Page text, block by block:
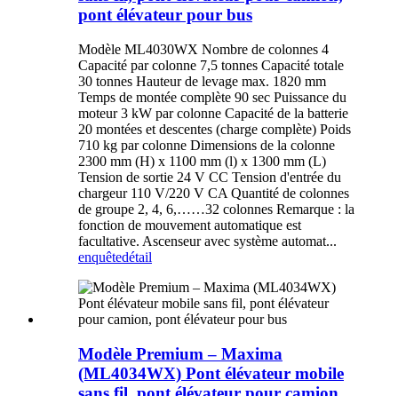
pont élévateur pour bus
Modèle ML4030WX Nombre de colonnes 4
Capacité par colonne 7,5 tonnes Capacité totale
30 tonnes Hauteur de levage max. 1820 mm
Temps de montée complète 90 sec Puissance du
moteur 3 kW par colonne Capacité de la batterie
20 montées et descentes (charge complète) Poids
710 kg par colonne Dimensions de la colonne
2300 mm (H) x 1100 mm (l) x 1300 mm (L)
Tension de sortie 24 V CC Tension d'entrée du
chargeur 110 V/220 V CA Quantité de colonnes
de groupe 2, 4, 6,……32 colonnes Remarque : la
fonction de mouvement automatique est
facultative. Ascenseur avec système automat...
enquêtedétail
Modèle Premium – Maxima
(ML4034WX) Pont élévateur mobile